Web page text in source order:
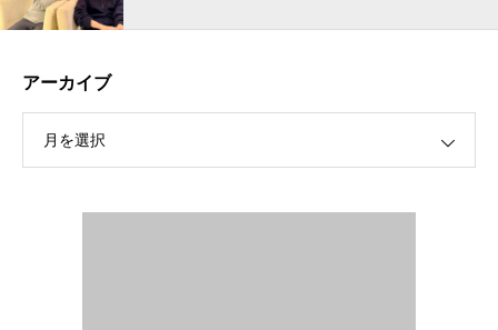
アーカイブ
月を選択